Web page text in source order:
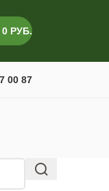
0 РУБ.
00 87